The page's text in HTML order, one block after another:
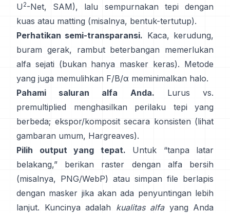
U2-Net, SAM), lalu sempurnakan tepi dengan
kuas atau matting (misalnya, bentuk-tertutup).
Perhatikan semi-transparansi. Kaca, kerudung,
buram gerak, rambut beterbangan memerlukan
alfa sejati (bukan hanya masker keras). Metode
yang juga memulihkan F/B/α meminimalkan halo.
Pahami saluran alfa Anda.
Lurus vs.
premultiplied menghasilkan perilaku tepi yang
berbeda; ekspor/komposit secara konsisten (lihat
gambaran umum, Hargreaves).
Pilih output yang tepat. Untuk “tanpa latar
belakang,” berikan raster dengan alfa bersih
(misalnya, PNG/WebP) atau simpan file berlapis
dengan masker jika akan ada penyuntingan lebih
lanjut. Kuncinya adalah kualitas alfayang Anda